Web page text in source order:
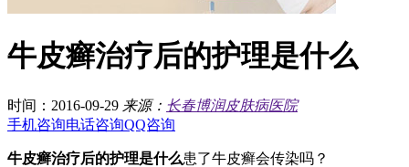
牛皮癣治疗后的护理是什么
时间：2016-09-29 来源： 长春博润皮肤病医院
手机咨询电话咨询QQ咨询
牛皮癣治疗后的护理是什么患了牛皮癣会传染吗？